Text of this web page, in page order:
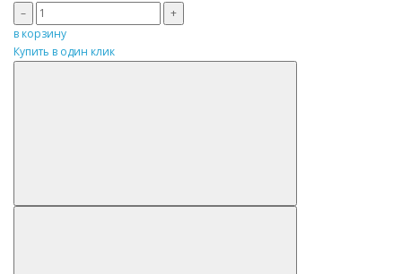
–
+
в корзину
Купить в один клик